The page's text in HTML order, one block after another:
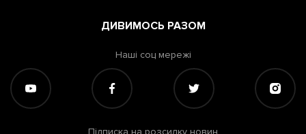
ДИВИМОСЬ РАЗОМ
Наші соц мережі
Підписка на розсилку новин